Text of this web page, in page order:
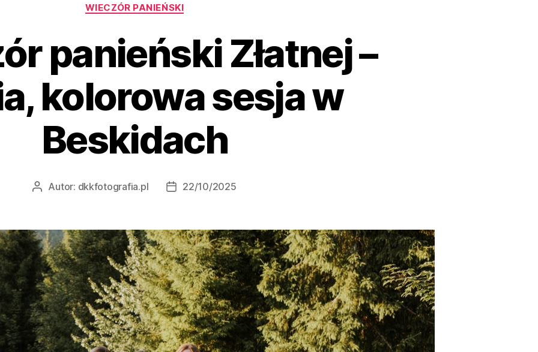
WIECZÓR PANIEŃSKI
panieński Złatnej –
kolorowa sesja w
Beskidach
Autor: dkkfotografia.pl 22/10/2025